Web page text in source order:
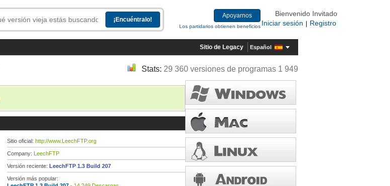
Apoyarnos
Los partidarios obtienen beneficios
Bienvenido Invitado
Iniciar sesión
Registro
Sitio de Legacy Español
Stats: 29 360 versiones de programas 1 949
Sitio oficial: http://www.LeechFTP.org
Company: LeechFTP
Versión reciente: LeechFTP 1.3 Build 207
Versión más popular: